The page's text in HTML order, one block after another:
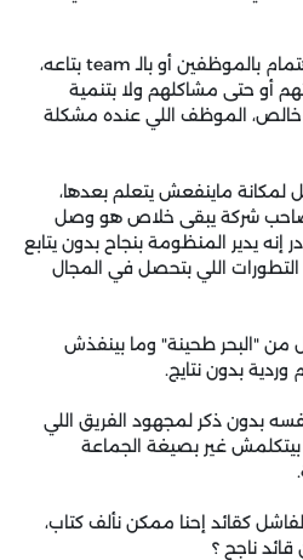
2- هتلاقية معندوش أدنى إهتمام بالموظفين أو بالـ team بتاعه،
أو حتى مشاكلهم ولا بتنمية
خالص، الموظف اللي عنده مشكلة
لمكانة ماينفعش يتعلم بعدها،
صاحب شركة يبقى خلاص هو وصل
إنه يدير المنظومة بنجاح بدون يتابع
التطورات اللي بتحصل في المجال
من "البحر طحينة" وما بينفذش
بدون نتايج.
بدون ذكر لمجهود الفريق اللي
بيتكلمش غير بصيغة الجماعة
كقائد إحنا ممكن نألف كتاب،
ناجح ؟